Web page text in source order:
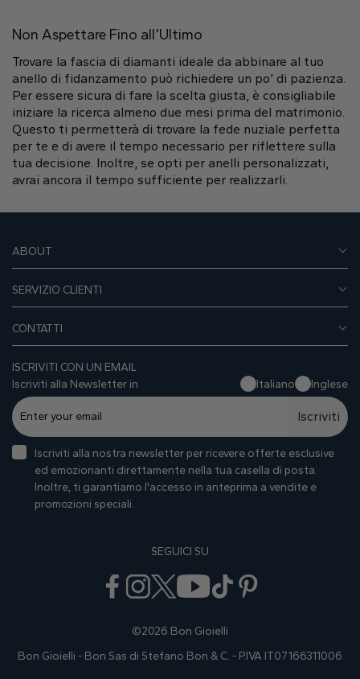
Non Aspettare Fino all’Ultimo
Trovare la fascia di diamanti ideale da abbinare al tuo
anello di fidanzamento può richiedere un po’ di pazienza.
Per essere sicura di fare la scelta giusta, è consigliabile
iniziare la ricerca almeno due mesi prima del matrimonio.
Questo ti permetterà di trovare la fede nuziale perfetta
per te e di avere il tempo necessario per riflettere sulla
tua decisione. Inoltre, se opti per anelli personalizzati,
avrai ancora il tempo sufficiente per realizzarli.
ABOUT
SERVIZIO CLIENTI
CONTATTI
ISCRIVITI CON UN EMAIL
Iscriviti alla Newsletter in
Italiano Inglese
Iscriviti
Iscriviti alla nostra newsletter per ricevere offerte esclusive
ed emozionanti direttamente nella tua casella di posta.
Inoltre, ti garantiamo I'accesso in anteprima a vendite e
promozioni speciali.
SEGUICI SU
©2026 Bon Gioielli
Bon Gioielli - Bon Sas di Stefano Bon & C. - P.IVA IT07166311006